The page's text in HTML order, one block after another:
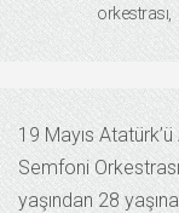
orkestrası
19 Mayıs
Semfoni
yaşından 28